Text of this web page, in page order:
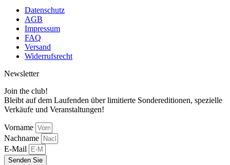
Datenschutz
AGB
Impressum
FAQ
Versand
Widerrufsrecht
Newsletter
Join the club!
Bleibt auf dem Laufenden über limitierte Sondereditionen, spezielle
Verkäufe und Veranstaltungen!
Vorname
Nachname
E-Mail
Senden Sie